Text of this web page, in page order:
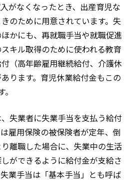
がなくなったとき、出産育児な
のために用意されています。失
かにも、再就職手当や就職促進
キル取得のために使われる教育
（高年齢雇用継続給付、介護休
ります。育児休業給付金もこの
、失業者に失業手当を支払う給付
雇用保険の被保険者が定年、倒
離職した場合に、失業中の生活
ができるように給付金が支給さ
業手当は「基本手当」とも呼ば